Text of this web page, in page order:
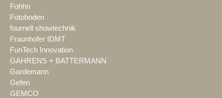
Fohhn
Fotoboden
fournell showtechnik
Fraunhofer IDMT
FunTech Innovation
GAHRENS + BATTERMANN
Gardemann
Gefen
GEMCO